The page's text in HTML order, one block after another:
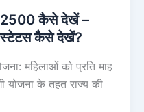
2500 कैसे देखें –
स्टेटस कैसे देखें?
महिलाओं को प्रति माह
योजना के तहत राज्य की